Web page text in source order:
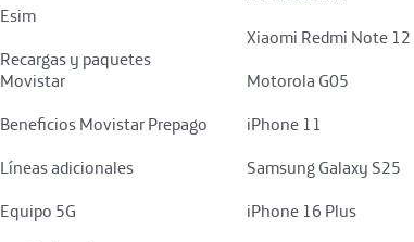
Esim
Recargas y paquetes
Movistar
Beneficios Movistar Prepago
Líneas adicionales
Equipo 5G
Xiaomi Redmi Note 12
Motorola G05
iPhone 11
Samsung Galaxy S25
iPhone 16 Plus